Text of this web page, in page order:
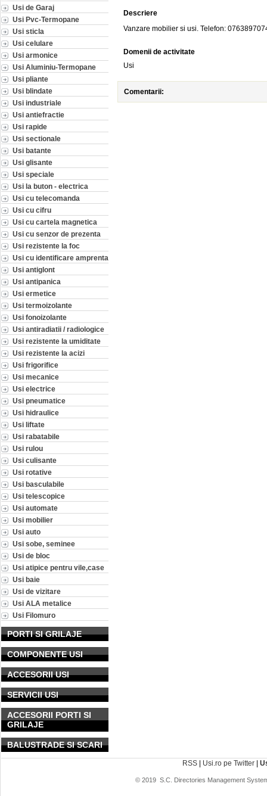
Usi de Garaj
Usi Pvc-Termopane
Usi sticla
Usi celulare
Usi armonice
Usi Aluminiu-Termopane
Usi pliante
Usi blindate
Usi industriale
Usi antiefractie
Usi rapide
Usi sectionale
Usi batante
Usi glisante
Usi speciale
Usi la buton - electrica
Usi cu telecomanda
Usi cu cifru
Usi cu cartela magnetica
Usi cu senzor de prezenta
Usi rezistente la foc
Usi cu identificare amprenta
Usi antiglont
Usi antipanica
Usi ermetice
Usi termoizolante
Usi fonoizolante
Usi antiradiatii / radiologice
Usi rezistente la umiditate
Usi rezistente la acizi
Usi frigorifice
Usi mecanice
Usi electrice
Usi pneumatice
Usi hidraulice
Usi liftate
Usi rabatabile
Usi rulou
Usi culisante
Usi rotative
Usi basculabile
Usi telescopice
Usi automate
Usi mobilier
Usi auto
Usi sobe, seminee
Usi de bloc
Usi atipice pentru vile,case
Usi baie
Usi de vizitare
Usi ALA metalice
Usi Filomuro
PORTI SI GRILAJE
COMPONENTE USI
ACCESORII USI
SERVICII USI
ACCESORII PORTI SI
GRILAJE
BALUSTRADE SI SCARI
Descriere
Vanzare mobilier si usi. Telefon:
Domenii de activitate
Usi
Comentarii:
RSS | Usi.ro pe Twitter |
© 2019 S.C. Directories Management